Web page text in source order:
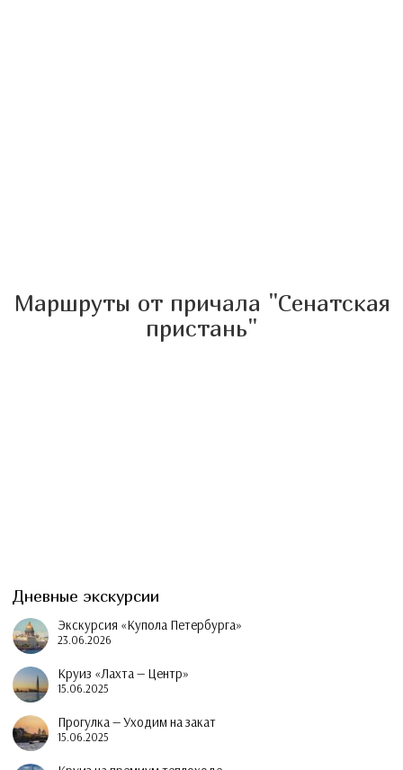
Маршруты от причала "Сенатская
пристань"
Дневные экскурсии
Экскурсия «Купола Петербурга»
23.06.2026
Круиз «Лахта — Центр»
15.06.2025
Прогулка — Уходим на закат
15.06.2025